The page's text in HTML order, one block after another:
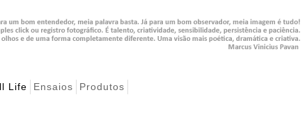
Life Ensaios
Produtos